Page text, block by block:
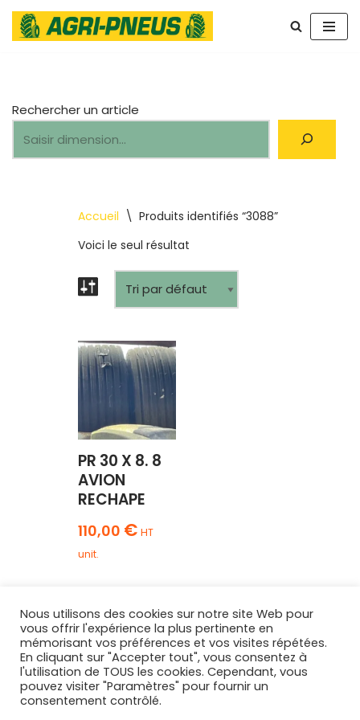
Aller
Accueil \ Produits identifiés “3088”
Voici le seul résultat
PR 30 X 8. 8
AVION
RECHAPE
110,00 € HT
unit.
Rechercher un article
AGRIPNEUS
68 Route Nationale
Nous utilisons des cookies sur notre site Web pour
vous offrir l'expérience la plus pertinente en
mémorisant vos préférences et vos visites répétées.
En cliquant sur "Accepter tout", vous consentez à
l'utilisation de TOUS les cookies. Cependant, vous
pouvez visiter "Paramètres" pour fournir un
consentement contrôlé.